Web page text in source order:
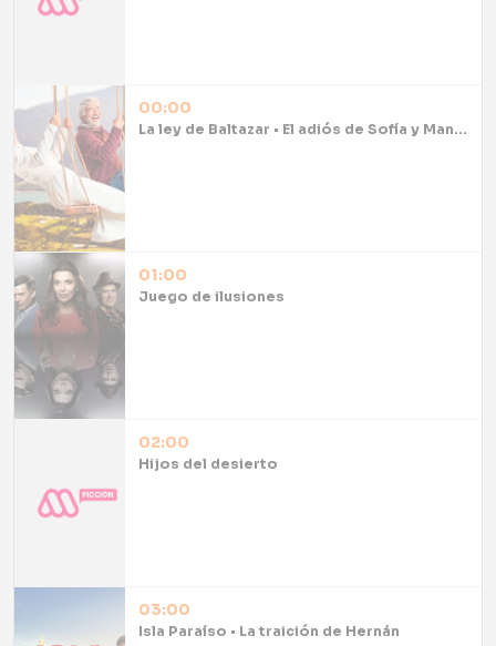
00:00
La ley de Baltazar • El adiós de Sofía y Manolo
01:00
Juego de ilusiones
02:00
Hijos del desierto
03:00
Isla Paraíso • La traición de Hernán